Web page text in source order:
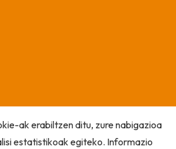
ak erabiltzen ditu, zure nabigazioa
estatistikoak egiteko. Informazio